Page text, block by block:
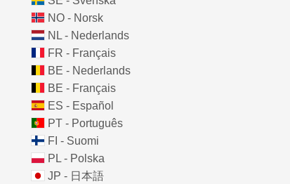
NO - Norsk
NL - Nederlands
FR - Français
BE - Nederlands
BE - Français
ES - Español
PT - Português
FI - Suomi
PL - Polska
JP - 日本語